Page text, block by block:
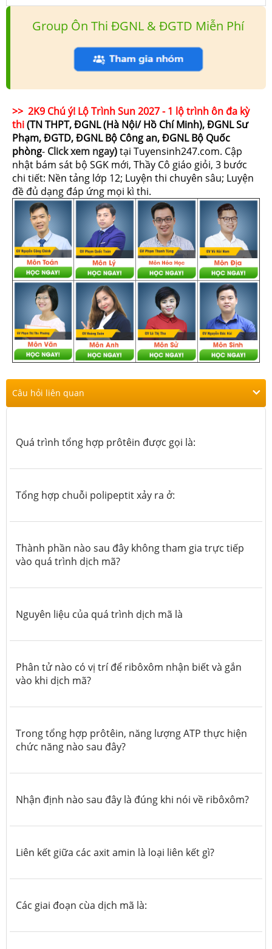
Group Ôn Thi ĐGNL & ĐGTD Miễn Phí
>> 2K9 Chú ý! Lộ Trình Sun 2027 - 1 lộ trình ôn đa kỳ
thi(TN THPT, ĐGNL (Hà Nội/ Hồ Chí Minh), ĐGNL Sư
Phạm, ĐGTD, ĐGNL Bộ Công an, ĐGNL Bộ Quốc
phòng- Click xem ngay)tại Tuyensinh247.com. Cập
nhật bám sát bộ SGK mới, Thầy Cô giáo giỏi, 3 bước
chi tiết: Nền tảng lớp 12; Luyện thi chuyên sâu; Luyện
đề đủ dạng đáp ứng mọi kì thi.
Câu hỏi liên quan
Quá trình tổng hợp prôtêin được gọi là:
Tổng hợp chuỗi polipeptit xảy ra ở:
Thành phần nào sau đây không tham gia trực tiếp
vào quá trình dịch mã?
Nguyên liệu của quá trình dịch mã là
Phân tử nào có vị trí để ribôxôm nhận biết và gắn
vào khi dịch mã?
Trong tổng hợp prôtêin, năng lượng ATP thực hiện
chức năng nào sau đây?
Nhận định nào sau đây là đúng khi nói về ribôxôm?
Liên kết giữa các axit amin là loại liên kết gì?
Các giai đoạn cùa dịch mã là: